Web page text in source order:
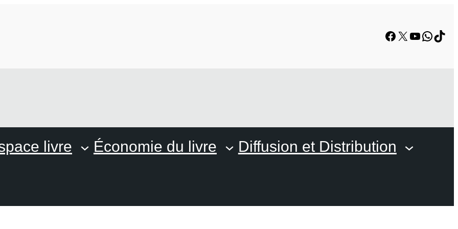
Facebook
X YouTube
livre Économie du livre Diffusion et Distribution